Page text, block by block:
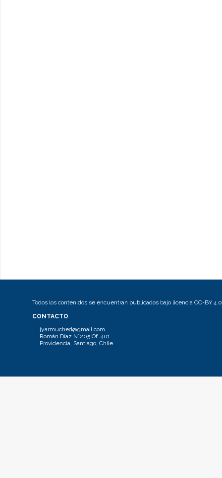
Todos los contenidos se encuentran publicados bajo licencia CC-BY 4.0
CONTACTO
jyarmuched@gmail.com
Román Díaz N°205 Of. 401.
Providencia, Santiago, Chile